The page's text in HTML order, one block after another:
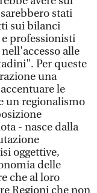
stati
sui bilanci
professionisti
alle
Per queste
una
le
un regionalismo
- nasce dalla
oggettive,
delle
che al loro
Regioni che non